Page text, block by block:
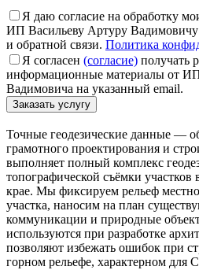
Я даю согласие на обработку
ИП Васильеву Артуру Вадимовичу
и обратной связи. Политика
Я согласен (согласие) получать
информационные материалы от
Вадимовича на указанный email.
Точные геодезические данные —
грамотного проектирования и
выполняет полный комплекс
топографической съёмки
крае. Мы фиксируем рельеф
участка, наносим на план
коммуникации и природные
используются при разработке
позволяют избежать ошибок при
горном рельефе, характерном для